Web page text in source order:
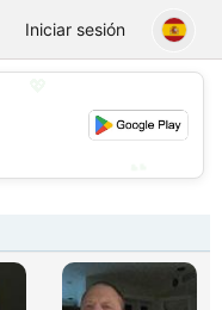
Chat
Iniciar sesión